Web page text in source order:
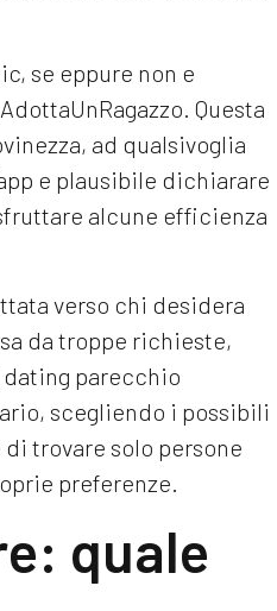
se eppure non e
Questa
ad qualsivoglia
e plausibile dichiarare
alcune efficienza
verso chi desidera
da troppe richieste,
parecchio
scegliendo i possibili
trovare solo persone
preferenze.
quale